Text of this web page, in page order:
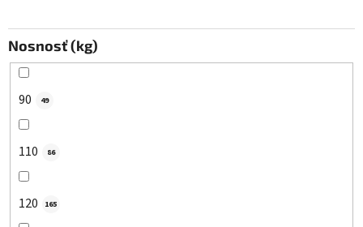
Nosnosť (kg)
90 49
110 86
120 165